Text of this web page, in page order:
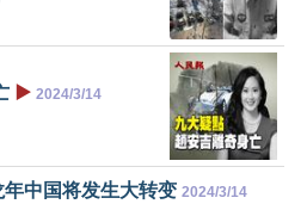
▶️ 2024/3/14
中国将发生大转变 2024/3/14